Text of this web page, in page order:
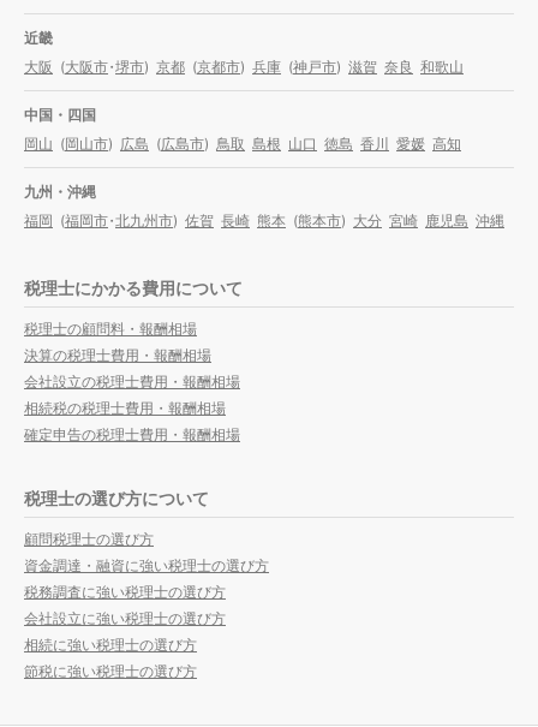
近畿
大阪 (大阪市・堺市) 京都 (京都市) 兵庫 (神戸市) 滋賀 奈良 和歌山
中国・四国
岡山 (岡山市) 広島 (広島市) 鳥取 島根 山口 徳島 香川 愛媛 高知
九州・沖縄
福岡 (福岡市・北九州市) 佐賀 長崎 熊本 (熊本市) 大分 宮崎 鹿児島 沖縄
税理士にかかる費用について
税理士の顧問料・報酬相場
決算の税理士費用・報酬相場
会社設立の税理士費用・報酬相場
相続税の税理士費用・報酬相場
確定申告の税理士費用・報酬相場
税理士の選び方について
顧問税理士の選び方
資金調達・融資に強い税理士の選び方
税務調査に強い税理士の選び方
会社設立に強い税理士の選び方
相続に強い税理士の選び方
節税に強い税理士の選び方